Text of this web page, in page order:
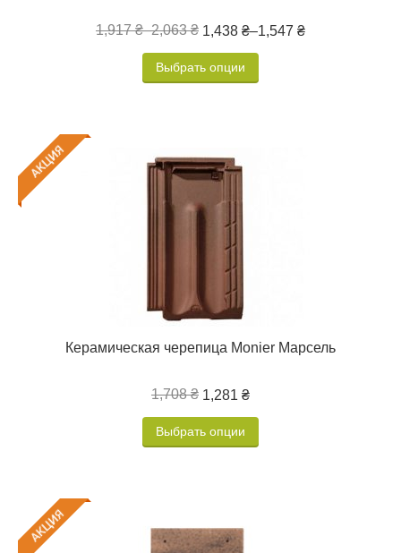
1,917 ₴–2,063 ₴ 1,438 ₴–1,547 ₴
Выбрать опции
Керамическая черепица Monier Марсель
1,708 ₴ 1,281 ₴
Выбрать опции